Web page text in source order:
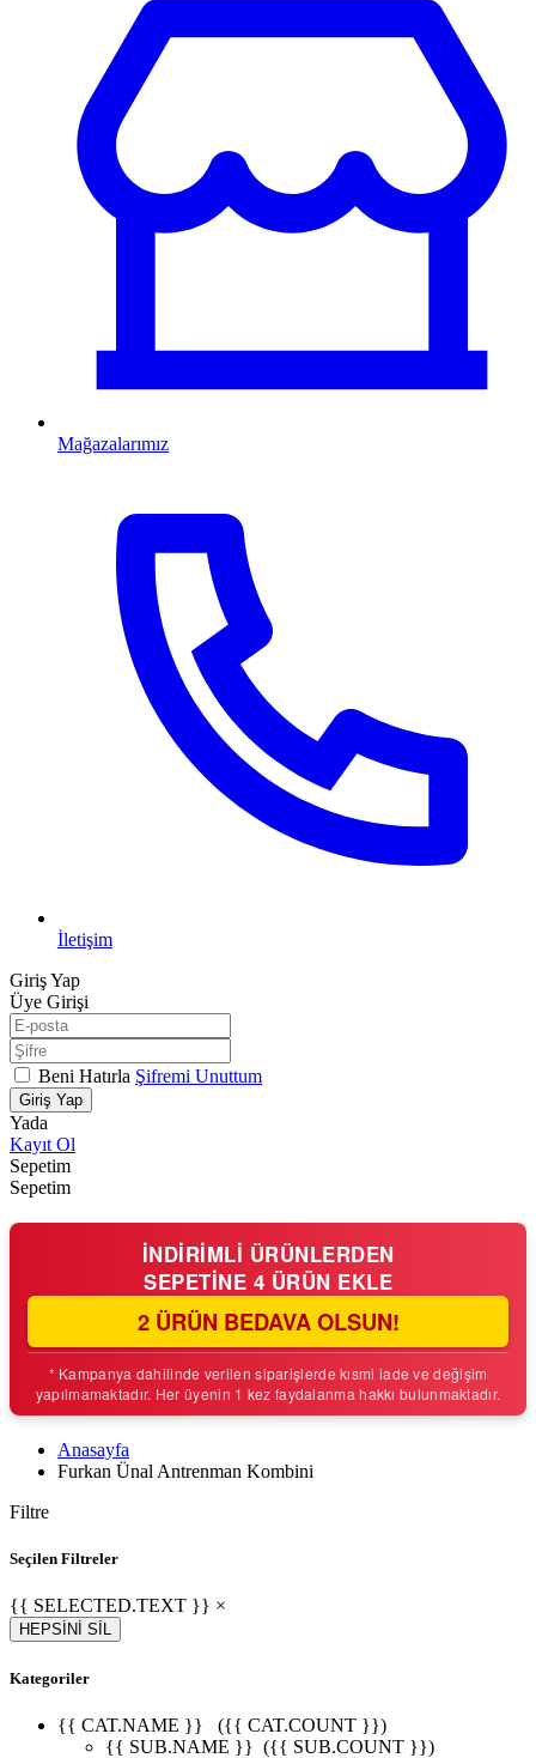
Mağazalarımız
İletişim
Giriş Yap
Üye Girişi
Beni Hatırla Şifremi Unuttum
Giriş Yap
Yada
Kayıt Ol
Sepetim
Sepetim
İNDİRİMLİ ÜRÜNLERDEN
SEPETİNE 4 ÜRÜN EKLE
2 ÜRÜN BEDAVA OLSUN!
* Kampanya dahilinde verilen siparişlerde kısmi iade ve değişim
yapılmamaktadır. Her üyenin 1 kez faydalanma hakkı bulunmaktadır.
Anasayfa
Furkan Ünal Antrenman Kombini
Filtre
Seçilen Filtreler
{{ SELECTED.TEXT }} ×
HEPSİNİ SİL
Kategoriler
{{ CAT.NAME }}
({{ CAT.COUNT }})
{{ SUB.NAME }} ({{ SUB.COUNT }})